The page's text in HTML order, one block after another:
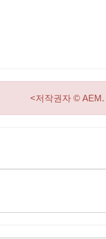
<저작권자 ©